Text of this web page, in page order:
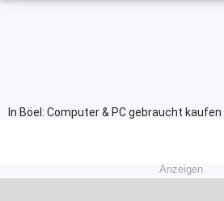
In Böel: Computer & PC gebraucht
Anzeigen